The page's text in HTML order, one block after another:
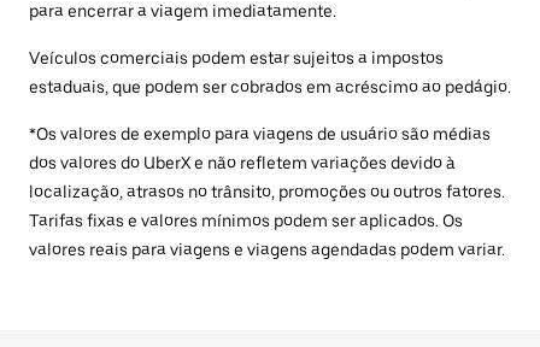
para encerrar a viagem imediatamente.
Veículos comerciais podem estar sujeitos a impostos
estaduais, que podem ser cobrados em acréscimo ao pedágio.
*Os valores de exemplo para viagens de usuário são médias
dos valores do UberX e não refletem variações devido à
localização, atrasos no trânsito, promoções ou outros fatores.
Tarifas fixas e valores mínimos podem ser aplicados. Os
valores reais para viagens e viagens agendadas podem variar.